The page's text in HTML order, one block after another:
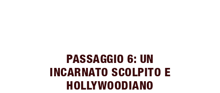
PASSAGGIO 6: UN
INCARNATO SCOLPITO E
HOLLYWOODIANO